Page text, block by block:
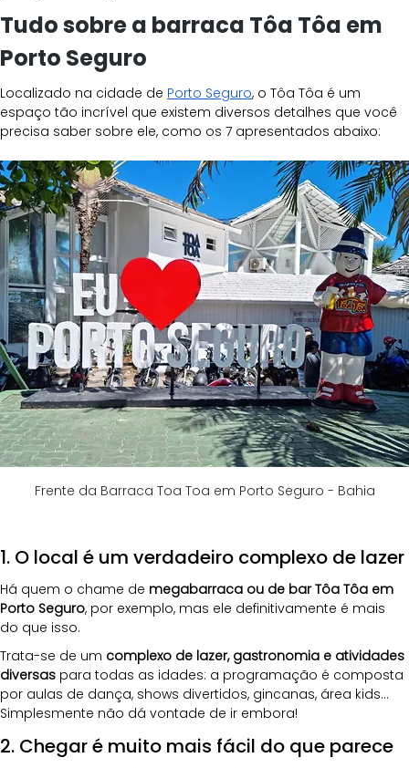
Tudo sobre a barraca Tôa Tôa em
Porto Seguro
Localizado na cidade de Porto Seguro, o Tôa Tôa é um
espaço tão incrível que existem diversos detalhes que você
precisa saber sobre ele, como os 7 apresentados abaixo:
Frente da Barraca Toa Toa em Porto Seguro - Bahia
1. O local é um verdadeiro complexo de lazer
Há quem o chame de megabarraca ou de bar Tôa Tôa em
Porto Seguro, por exemplo, mas ele definitivamente é mais
do que isso.
Trata-se de um complexo de lazer, gastronomia e atividades
diversas para todas as idades: a programação é composta
por aulas de dança, shows divertidos, gincanas, área kids...
Simplesmente não dá vontade de ir embora!
2. Chegar é muito mais fácil do que parece